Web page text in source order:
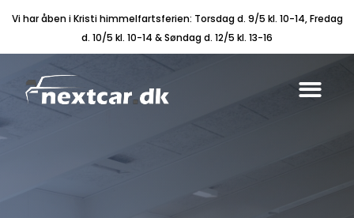
Vi har åben i Kristi himmelfartsferien: Torsdag d. 9/5 kl. 10-14, Fredag
d. 10/5 kl. 10-14 & Søndag d. 12/5 kl. 13-16